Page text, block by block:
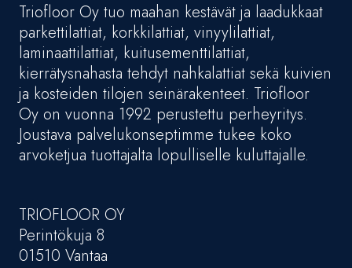
Triofloor Oy tuo maahan kestävät ja laadukkaat
parkettilattiat, korkkilattiat, vinyylilattiat,
laminaattilattiat, kuitusementtilattiat,
kierrätysnahasta tehdyt nahkalattiat sekä kuivien
ja kosteiden tilojen seinärakenteet. Triofloor
Oy on vuonna 1992 perustettu perheyritys.
Joustava palvelukonseptimme tukee koko
arvoketjua tuottajalta lopulliselle kuluttajalle.
TRIOFLOOR OY
Perintökuja 8
01510 Vantaa